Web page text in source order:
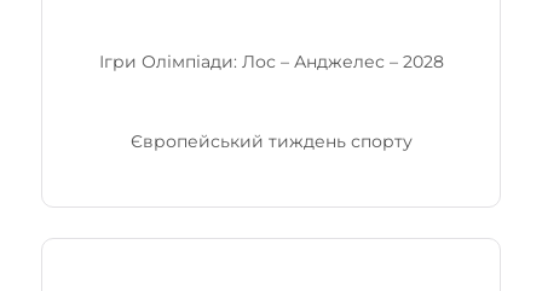
Ігри Олімпіади: Лос – Анджелес – 2028
Європейський тиждень спорту